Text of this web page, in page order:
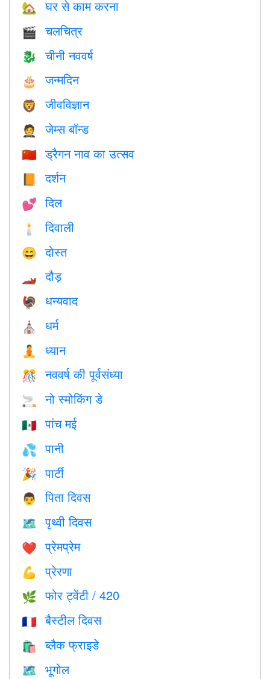
🏡 घर से काम करना
🎬 चलचित्र
🐉 चीनी नववर्ष
🎂 जन्मदिन
🦁 जीवविज्ञान
🤵 जेम्स बॉन्ड
🇨🇳 ड्रैगन नाव का उत्सव
📙 दर्शन
💕 दिल
🕯 दिवाली
😄 दोस्त
🏎 दौड़
🦃 धन्यवाद
⛪️ धर्म
🧘 ध्यान
🎊 नववर्ष की पूर्वसंध्या
🚬 नो स्मोकिंग डे
🇲🇽 पांच मई
💦 पानी
🎉 पार्टी
👨 पिता दिवस
🗺️ पृथ्वी दिवस
❤️️ प्रेमप्रेम
💪 प्रेरणा
🌿 फोर ट्वेंटी / 420
🇫🇷 बैस्टील दिवस
🛍 ब्लैक फ्राइडे
🗺 भूगोल